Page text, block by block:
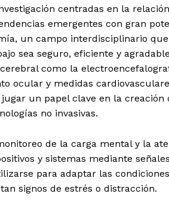
centradas en la
emergentes con gran
un campo interdisciplinario
sea seguro, eficiente y
como la
ocular y medidas
un papel clave en la creación
no invasivas.
de la carga mental y la
y sistemas mediante
para adaptar las
signos de estrés o distracción.